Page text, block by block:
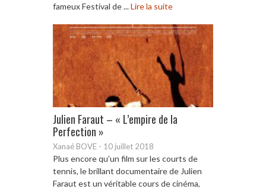
fameux Festival de ...Lire la suite
Julien Faraut – « L’empire de la
Perfection »
Xanaé BOVE - 10 juillet 2018
Plus encore qu’un film sur les courts de
tennis, le brillant documentaire de Julien
Faraut est un véritable cours de cinéma,